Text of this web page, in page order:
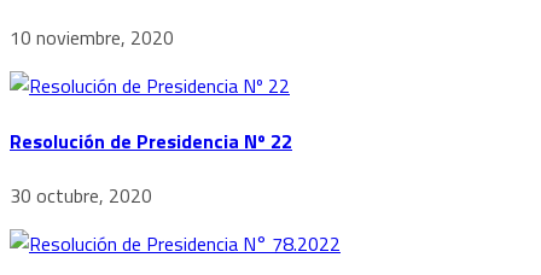
10 noviembre, 2020
Resolución de Presidencia Nº 22
30 octubre, 2020